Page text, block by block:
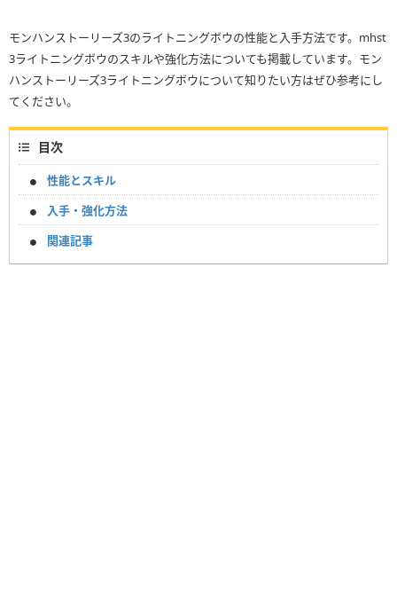
モンハンストーリーズ3のライトニングボウの性能と入手方法です。mhst
3ライトニングボウのスキルや強化方法についても掲載しています。モン
ハンストーリーズ3ライトニングボウについて知りたい方はぜひ参考にし
てください。
目次
性能とスキル
入手・強化方法
関連記事